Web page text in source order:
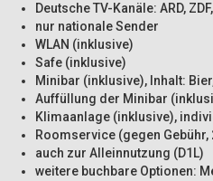
Deutsche TV-Kanäle: ARD,
nur nationale Sender
WLAN (inklusive)
Safe (inklusive)
Minibar (inklusive), Inhalt:
Auffüllung der Minibar
Klimaanlage (inklusive),
Roomservice (gegen Gebühr,
auch zur Alleinnutzung (D1L)
weitere buchbare Optionen: